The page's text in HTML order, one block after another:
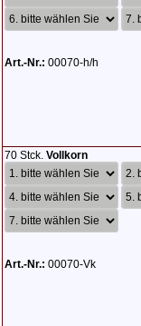
Art.-Nr.: 00070-h/h
70 Stck. Vollkorn
Art.-Nr.: 00070-Vk